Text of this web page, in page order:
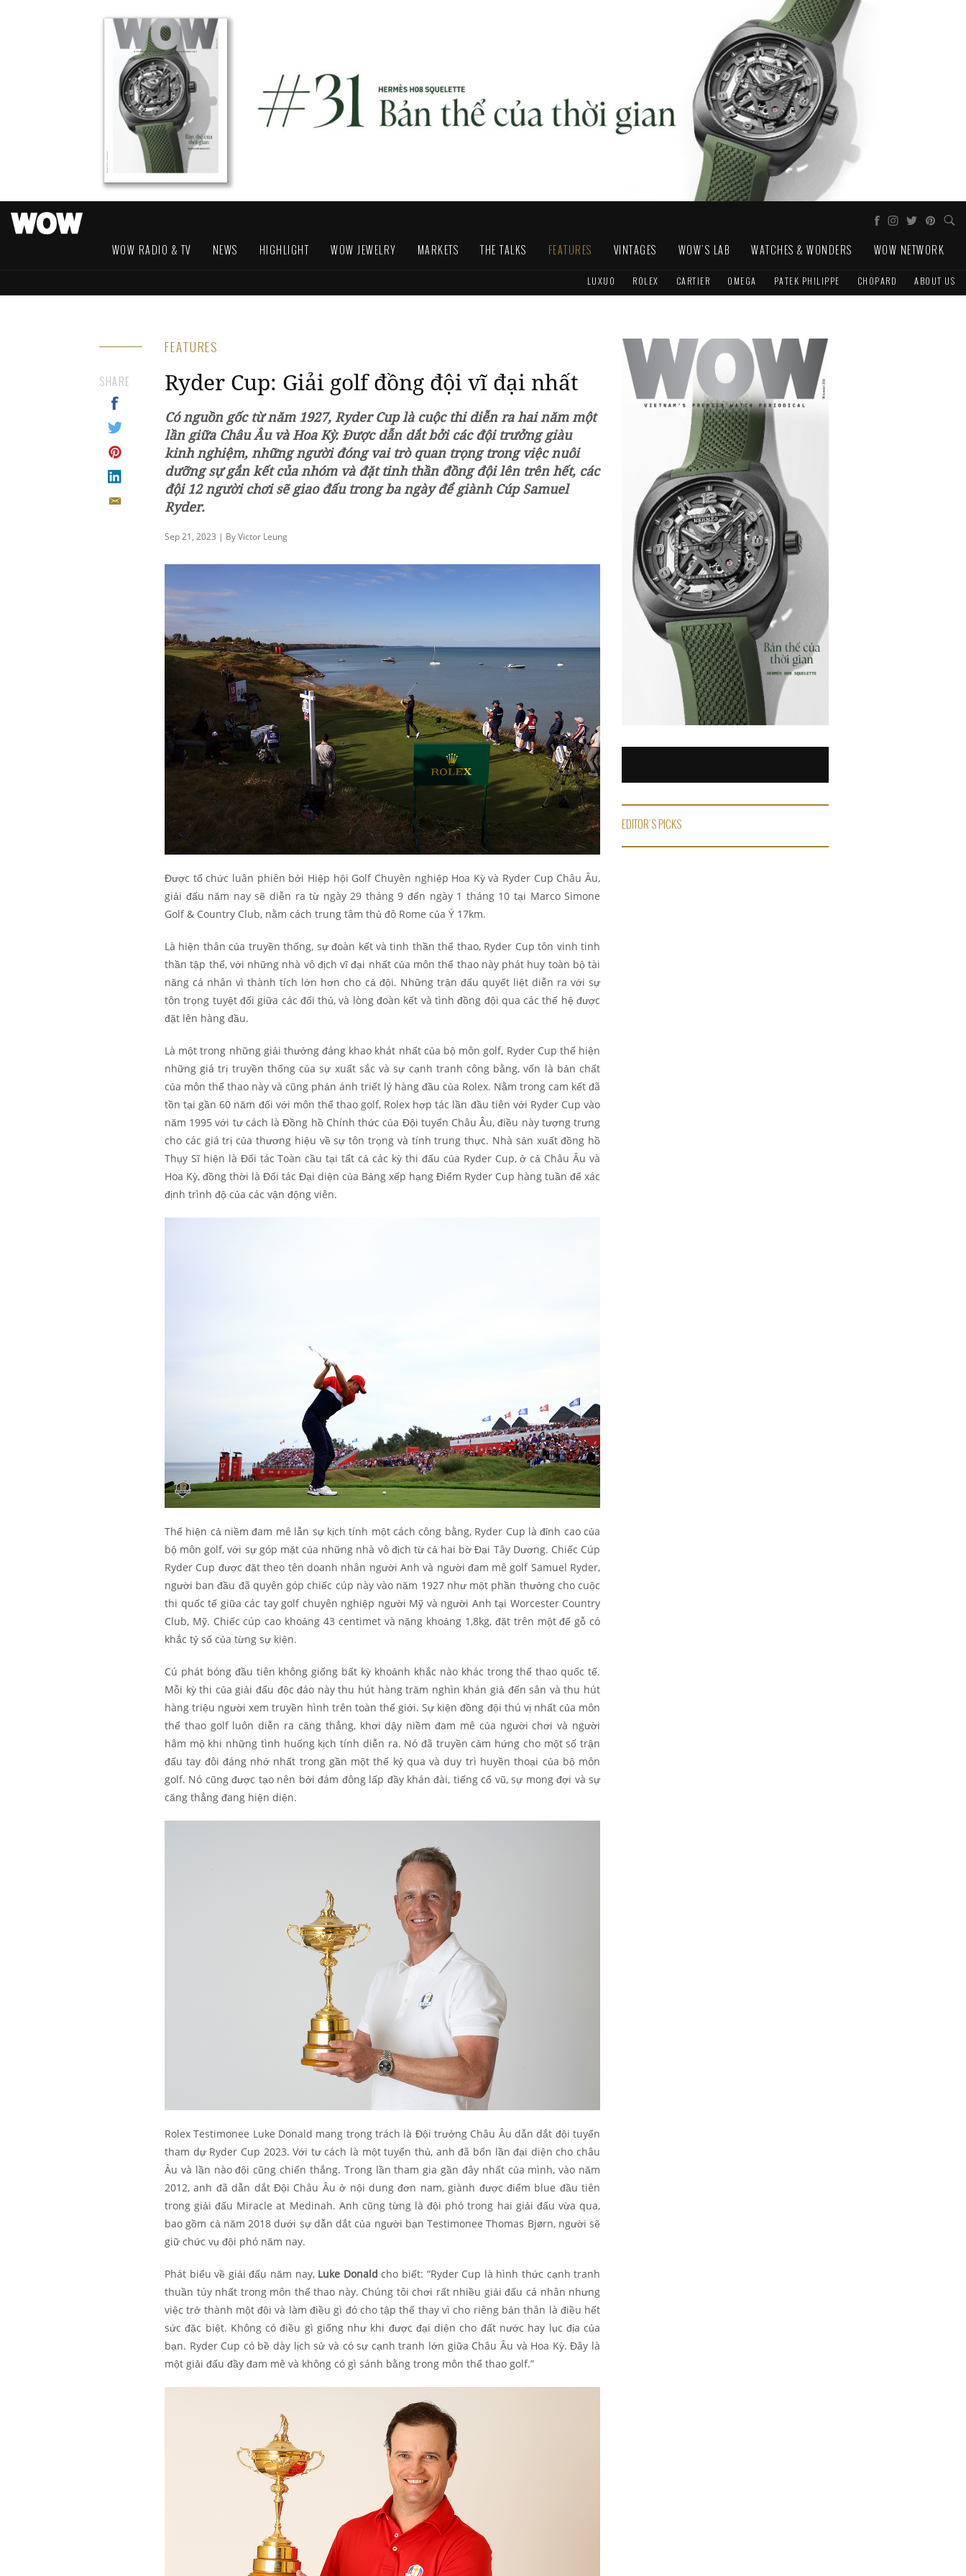
WOW RADIO & TV NEWS HIGHLIGHT WOW JEWELRY MARKETS THE TALKS FEATURES VINTAGES WOW'S LAB WATCHES & WONDERS WOW NETWORK
LUXUO ROLEX CARTIER OMEGA PATEK PHILIPPE CHOPARD ABOUT US
FEATURES
Ryder Cup: Giải golf đồng đội vĩ đại nhất
Có nguồn gốc từ năm 1927, Ryder Cup là cuộc thi diễn ra hai năm một
lần giữa Châu Âu và Hoa Kỳ. Được dẫn dắt bởi các đội trưởng giàu
kinh nghiệm, những người đóng vai trò quan trọng trong việc nuôi
dưỡng sự gắn kết của nhóm và đặt tinh thần đồng đội lên trên hết, các
đội 12 người chơi sẽ giao đấu trong ba ngày để giành Cúp Samuel
Ryder.
Sep 21, 2023 | By Victor Leung
SHARE
Được tổ chức luân phiên bởi Hiệp hội Golf Chuyên nghiệp Hoa Kỳ và Ryder Cup Châu Âu,
giải đấu năm nay sẽ diễn ra từ ngày 29 tháng 9 đến ngày 1 tháng 10 tại Marco Simone
Golf & Country Club, nằm cách trung tâm thủ đô Rome của Ý 17km.
Là hiện thân của truyền thống, sự đoàn kết và tinh thần thể thao, Ryder Cup tôn vinh tinh
thần tập thể, với những nhà vô địch vĩ đại nhất của môn thể thao này phát huy toàn bộ tài
năng cá nhân vì thành tích lớn hơn cho cả đội. Những trận đấu quyết liệt diễn ra với sự
tôn trọng tuyệt đối giữa các đối thủ, và lòng đoàn kết và tình đồng đội qua các thế hệ được
đặt lên hàng đầu.
Là một trong những giải thưởng đáng khao khát nhất của bộ môn golf, Ryder Cup thể hiện
những giá trị truyền thống của sự xuất sắc và sự cạnh tranh công bằng, vốn là bản chất
của môn thể thao này và cũng phản ánh triết lý hàng đầu của Rolex. Nằm trong cam kết đã
tồn tại gần 60 năm đối với môn thể thao golf, Rolex hợp tác lần đầu tiên với Ryder Cup vào
năm 1995 với tư cách là Đồng hồ Chính thức của Đội tuyển Châu Âu, điều này tượng trưng
cho các giá trị của thương hiệu về sự tôn trọng và tính trung thực. Nhà sản xuất đồng hồ
Thụy Sĩ hiện là Đối tác Toàn cầu tại tất cả các kỳ thi đấu của Ryder Cup, ở cả Châu Âu và
Hoa Kỳ, đồng thời là Đối tác Đại diện của Bảng xếp hạng Điểm Ryder Cup hàng tuần để xác
định trình độ của các vận động viên.
Thể hiện cả niềm đam mê lẫn sự kịch tính một cách công bằng, Ryder Cup là đỉnh cao của
bộ môn golf, với sự góp mặt của những nhà vô địch từ cả hai bờ Đại Tây Dương. Chiếc Cúp
Ryder Cup được đặt theo tên doanh nhân người Anh và người đam mê golf Samuel Ryder,
người ban đầu đã quyên góp chiếc cúp này vào năm 1927 như một phần thưởng cho cuộc
thi quốc tế giữa các tay golf chuyên nghiệp người Mỹ và người Anh tại Worcester Country
Club, Mỹ. Chiếc cúp cao khoảng 43 centimet và nặng khoảng 1,8kg, đặt trên một đế gỗ có
khắc tỷ số của từng sự kiện.
Cú phát bóng đầu tiên không giống bất kỳ khoảnh khắc nào khác trong thể thao quốc tế.
Mỗi kỳ thi của giải đấu độc đáo này thu hút hàng trăm nghìn khán giả đến sân và thu hút
hàng triệu người xem truyền hình trên toàn thế giới. Sự kiện đồng đội thú vị nhất của môn
thể thao golf luôn diễn ra căng thẳng, khơi dậy niềm đam mê của người chơi và người
hâm mộ khi những tình huống kịch tính diễn ra. Nó đã truyền cảm hứng cho một số trận
đấu tay đôi đáng nhớ nhất trong gần một thế kỷ qua và duy trì huyền thoại của bộ môn
golf. Nó cũng được tạo nên bởi đám đông lấp đầy khán đài, tiếng cổ vũ, sự mong đợi và sự
căng thẳng đang hiện diện.
Rolex Testimonee Luke Donald mang trọng trách là Đội trưởng Châu Âu dẫn dắt đội tuyển
tham dự Ryder Cup 2023. Với tư cách là một tuyển thủ, anh đã bốn lần đại diện cho châu
Âu và lần nào đội cũng chiến thắng. Trong lần tham gia gần đây nhất của mình, vào năm
2012, anh đã dẫn dắt Đội Châu Âu ở nội dung đơn nam, giành được điểm blue đầu tiên
trong giải đấu Miracle at Medinah. Anh cũng từng là đội phó trong hai giải đấu vừa qua,
bao gồm cả năm 2018 dưới sự dẫn dắt của người bạn Testimonee Thomas Bjørn, người sẽ
giữ chức vụ đội phó năm nay.
Phát biểu về giải đấu năm nay, Luke Donald cho biết: “Ryder Cup là hình thức cạnh tranh
thuần túy nhất trong môn thể thao này. Chúng tôi chơi rất nhiều giải đấu cá nhân nhưng
việc trở thành một đội và làm điều gì đó cho tập thể thay vì cho riêng bản thân là điều hết
sức đặc biệt. Không có điều gì giống như khi được đại diện cho đất nước hay lục địa của
bạn. Ryder Cup có bề dày lịch sử và có sự cạnh tranh lớn giữa Châu Âu và Hoa Kỳ. Đây là
một giải đấu đầy đam mê và không có gì sánh bằng trong môn thể thao golf.”
EDITOR'S PICKS